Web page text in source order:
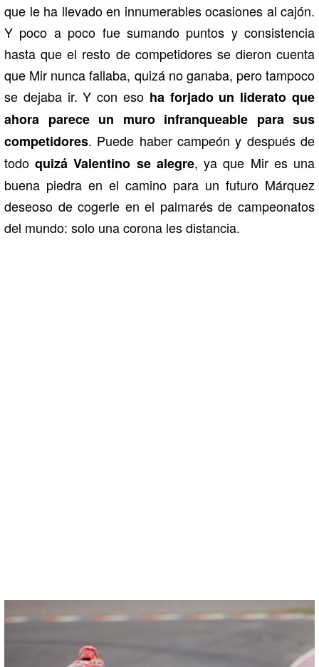
que le ha llevado en innumerables ocasiones al cajón.
Y poco a poco fue sumando puntos y consistencia
hasta que el resto de competidores se dieron cuenta
que Mir nunca fallaba, quizá no ganaba, pero tampoco
se dejaba ir. Y con eso ha forjado un liderato que
ahora parece un muro infranqueable para sus
competidores. Puede haber campeón y después de
todoquizá Valentino se alegre, ya que Mir es una
buena piedra en el camino para un futuro Márquez
deseoso de cogerle en el palmarés de campeonatos
del mundo: solo una corona les distancia.